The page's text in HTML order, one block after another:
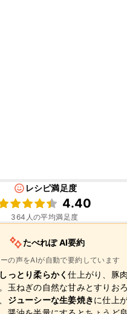
レシピ満足度
4.40
364 人の平均満足度
たべれぽ AI要約
の声をAIが自動で要約しています
っとり柔らかく仕上がり、豚
玉ねぎの自然な甘みとすりお
ジューシーな生姜焼きに仕上